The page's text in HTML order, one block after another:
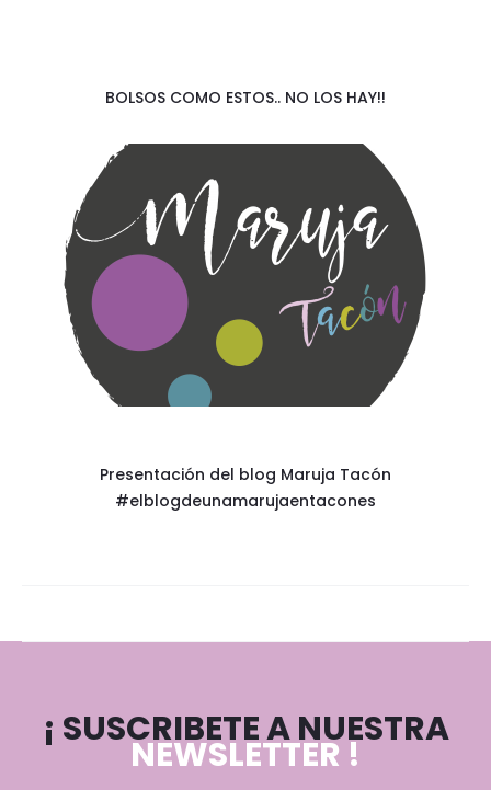
BOLSOS COMO ESTOS.. NO LOS HAY!!
Presentación del blog Maruja Tacón
#elblogdeunamarujaentacones
¡ SUSCRIBETE A NUESTRA
NEWSLETTER !